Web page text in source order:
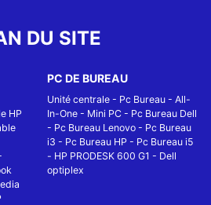
DU SITE
HP
PC DE BUREAU
Unité centrale - Pc Bureau - All-
In-One - Mini PC - Pc Bureau Dell
- Pc Bureau Lenovo - Pc Bureau
i3 - Pc Bureau HP - Pc Bureau i5
- HP PRODESK 600 G1 - Dell
optiplex